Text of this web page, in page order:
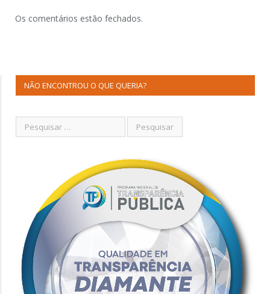
Os comentários estão fechados.
NÃO ENCONTROU O QUE QUERIA?